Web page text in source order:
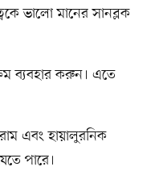
ভালো মানের সানব্লক
ব্যবহার করুন। এতে
এবং হায়ালুরনিক
পারে।